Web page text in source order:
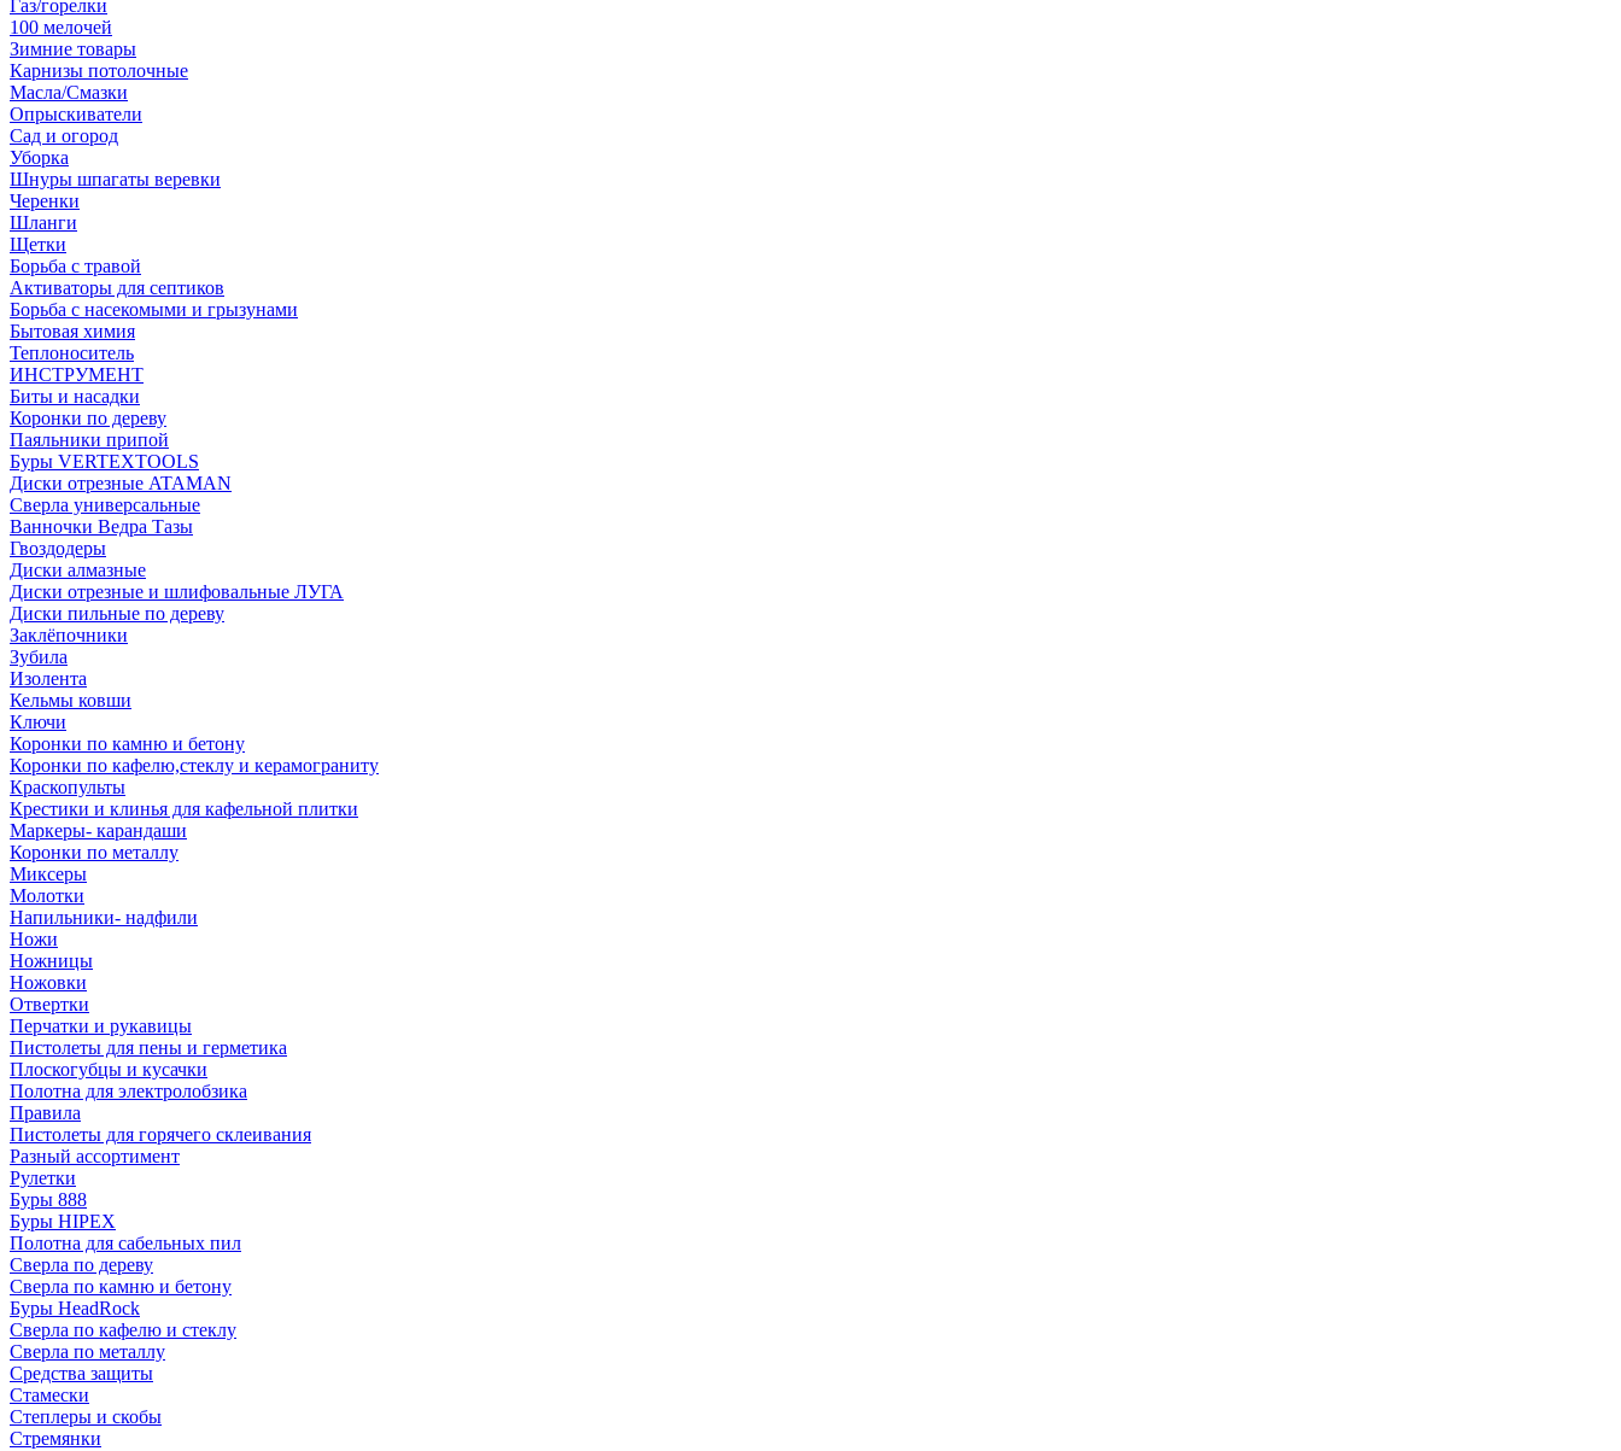
Газ/горелки
100 мелочей
Зимние товары
Карнизы потолочные
Масла/Смазки
Опрыскиватели
Сад и огород
Уборка
Шнуры шпагаты веревки
Черенки
Шланги
Щетки
Борьба с травой
Активаторы для септиков
Борьба с насекомыми и грызунами
Бытовая химия
Теплоноситель
ИНСТРУМЕНТ
Биты и насадки
Коронки по дереву
Паяльники припой
Буры VERTEXTOOLS
Диски отрезные ATAMAN
Сверла универсальные
Ванночки Ведра Тазы
Гвоздодеры
Диски алмазные
Диски отрезные и шлифовальные ЛУГА
Диски пильные по дереву
Заклёпочники
Зубила
Изолента
Кельмы ковши
Ключи
Коронки по камню и бетону
Коронки по кафелю,стеклу и керамограниту
Краскопульты
Крестики и клинья для кафельной плитки
Маркеры- карандаши
Коронки по металлу
Миксеры
Молотки
Напильники- надфили
Ножи
Ножницы
Ножовки
Отвертки
Перчатки и рукавицы
Пистолеты для пены и герметика
Плоскогубцы и кусачки
Полотна для электролобзика
Правила
Пистолеты для горячего склеивания
Разный ассортимент
Рулетки
Буры 888
Буры HIPEX
Полотна для сабельных пил
Сверла по дереву
Сверла по камню и бетону
Буры HeadRock
Сверла по кафелю и стеклу
Сверла по металлу
Средства защиты
Стамески
Степлеры и скобы
Стремянки